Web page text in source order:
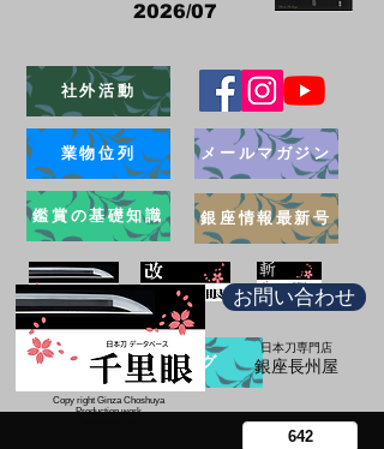
2026/07
社外活動
業物位列
鑑賞の基礎知識
メールマガジン
銀座情報最新号
ブログ
お問い合わせ
日本刀専門店
​銀座長州屋
Copy right Ginza Choshuya
Production work